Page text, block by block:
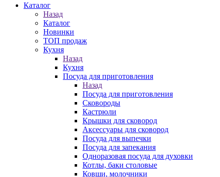
Каталог
Назад
Каталог
Новинки
ТОП продаж
Кухня
Назад
Кухня
Посуда для приготовления
Назад
Посуда для приготовления
Сковороды
Кастрюли
Крышки для сковород
Аксессуары для сковород
Посуда для выпечки
Посуда для запекания
Одноразовая посуда для духовки
Котлы, баки столовые
Ковши, молочники